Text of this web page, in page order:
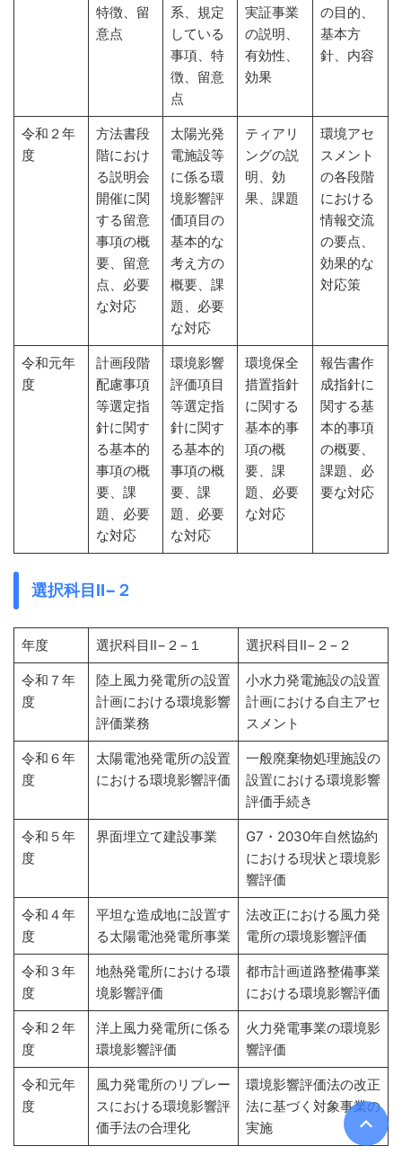
特徴、留
意点
系、規定
している
事項、特
徴、留意
点
実証事業
の説明、
有効性、
効果
の目的、
基本方
針、内容
令和２年
度
方法書段
階におけ
る説明会
開催に関
する留意
事項の概
要、留意
点、必要
な対応
太陽光発
電施設等
に係る環
境影響評
価項目の
基本的な
考え方の
概要、課
題、必要
な対応
ティアリ
ングの説
明、効
果、課題
環境アセ
スメント
の各段階
における
情報交流
の要点、
効果的な
対応策
令和元年
度
計画段階
配慮事項
等選定指
針に関す
る基本的
事項の概
要、課
題、必要
な対応
環境影響
評価項目
等選定指
針に関す
る基本的
事項の概
要、課
題、必要
な対応
環境保全
措置指針
に関する
基本的事
項の概
要、課
題、必要
な対応
報告書作
成指針に
関する基
本的事項
の概要、
課題、必
要な対応
選択科目Ⅱ−２
年度 選択科目Ⅱ−２−１ 選択科目Ⅱ−２−２
令和７年
度
陸上風力発電所の設置
計画における環境影響
評価業務
小水力発電施設の設置
計画における自主アセ
スメント
令和６年
度
太陽電池発電所の設置
における環境影響評価
一般廃棄物処理施設の
設置における環境影響
評価手続き
令和５年
度
界面埋立て建設事業
G7・2030年自然協約
における現状と環境影
響評価
令和４年
度
平坦な造成地に設置す
る太陽電池発電所事業
法改正における風力発
電所の環境影響評価
令和３年
度
地熱発電所における環
境影響評価
都市計画道路整備事業
における環境影響評価
令和２年
度
洋上風力発電所に係る
環境影響評価
火力発電事業の環境影
響評価
令和元年
度
風力発電所のリプレー
スにおける環境影響評
価手法の合理化
環境影響評価法の改正
法に基づく対象事業の
実施